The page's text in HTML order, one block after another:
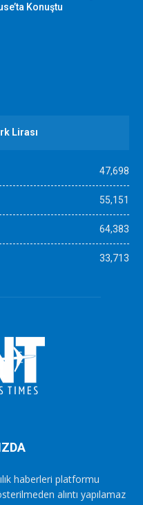
Konuştu
Lirası
47,698
55,151
64,383
33,713
haberleri platformu
alıntı yapılamaz